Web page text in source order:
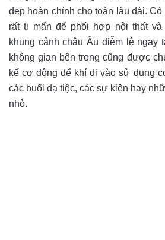
đẹp hoàn chỉnh cho toàn lâu đài.
rất ti mẩn để phối hợp nội thất
khung cảnh châu Âu diễm lệ ngay
không gian bên trong cũng được
kế cơ động để khí đi vào sử dụng
các buổi dạ tiệc, các sự kiện hay
nhỏ.